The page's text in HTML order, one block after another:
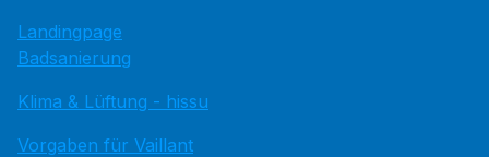
Landingpage
Badsanierung
Klima & Lüftung - hissu
Vorgaben für Vaillant